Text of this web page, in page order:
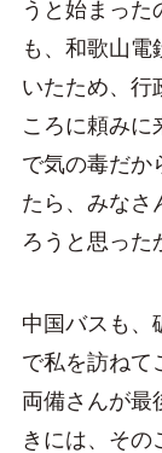
うと始まった
も、和歌山電
いたため、行
ころに頼みに
で気の毒だか
たら、みなさ
ろうと思った
中国バスも、
で私を訪ねて
両備さんが最
きには、その